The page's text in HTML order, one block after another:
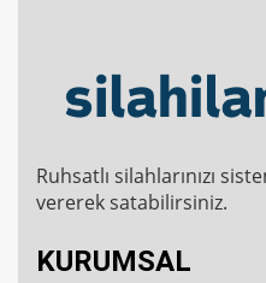
Ruhsatlı silahlarınızı
vererek satabilirsiniz.
KURUMSAL